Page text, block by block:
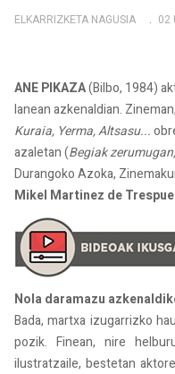
ELKARRIZKETA NAGUSIA 02
ANE PIKAZA(Bilbo, 1984)
lanean azkenaldian. Zineman,
Kuraia, Yerma, Altsasu...
azaletan (Begiak
Durangoko Azoka,
Mikel Martinez de
Nola daramazu
Bada, martxa izugarrizko
pozik. Finean, nire
ilustratzaile, bestetan